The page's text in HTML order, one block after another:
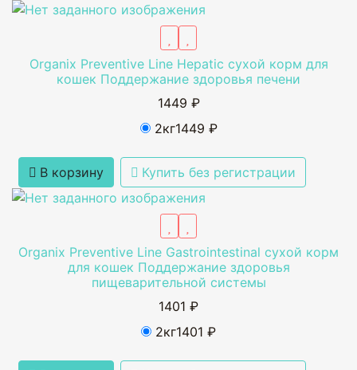
Organix Preventive Line Hepatic сухой корм для
кошек Поддержание здоровья печени
1449 ₽
2кг1449 ₽
В корзину Купить без регистрации
Organix Preventive Line Gastrointestinal сухой корм
для кошек Поддержание здоровья
пищеварительной системы
1401 ₽
2кг1401 ₽